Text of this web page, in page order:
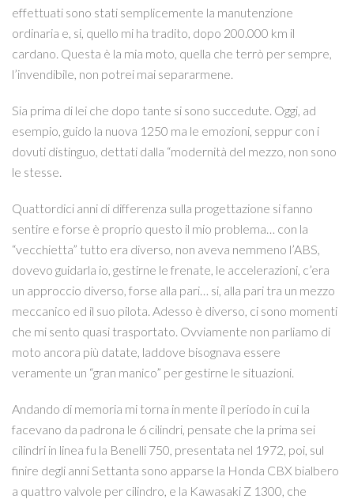
effettuati sono stati semplicemente la manutenzione
ordinaria e, si, quello mi ha tradito, dopo 200.000 km il
cardano. Questa è la mia moto, quella che terrò per sempre,
l’invendibile, non potrei mai separarmene.
Sia prima di lei che dopo tante si sono succedute. Oggi, ad
esempio, guido la nuova 1250 ma le emozioni, seppur con i
dovuti distinguo, dettati dalla “modernità del mezzo, non sono
le stesse.
Quattordici anni di differenza sulla progettazione si fanno
sentire e forse è proprio questo il mio problema… con la
“vecchietta” tutto era diverso, non aveva nemmeno l’ABS,
dovevo guidarla io, gestirne le frenate, le accelerazioni, c’era
un approccio diverso, forse alla pari… si, alla pari tra un mezzo
meccanico ed il suo pilota. Adesso è diverso, ci sono momenti
che mi sento quasi trasportato. Ovviamente non parliamo di
moto ancora più datate, laddove bisognava essere
veramente un “gran manico” per gestirne le situazioni.
Andando di memoria mi torna in mente il periodo in cui la
facevano da padrona le 6 cilindri, pensate che la prima sei
cilindri in linea fu la Benelli 750, presentata nel 1972, poi, sul
finire degli anni Settanta sono apparse la Honda CBX bialbero
a quattro valvole per cilindro, e la Kawasaki Z 1300, che